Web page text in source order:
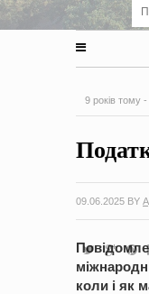
9 років тому -
на період
проектів
09.06.2025 BY
коли і як